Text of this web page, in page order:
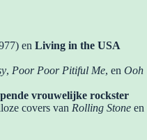
en Living in the USA
, Poor Poor Pitiful Me, en Ooh
vrouwelijke rockster
covers van Rolling Stone en